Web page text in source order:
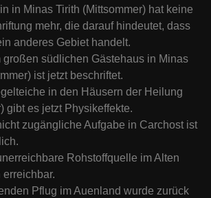
in Minas Tirith (Mittsommer) hat keine
mehr, die darauf hindeutet, dass
anderes Gebiet handelt.
großen südlichen Gästehaus in Minas
ist jetzt beschriftet.
in den Häusern der Heilung
gibt es jetzt Physikeffekte.
zugängliche Aufgabe in Carchost ist
Rohstoffquelle im Alten
erreichbar.
Pflug im Auenland wurde zurück